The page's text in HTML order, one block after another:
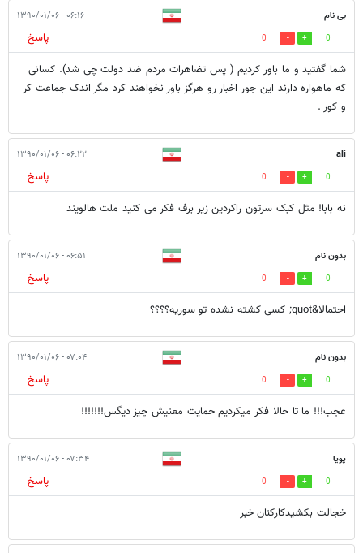
بی نام ۰۶:۱۶ - ۱۳۹۰/۰۱/۰۶
0
0
پاسخ
شما گفتید و ما باور کردیم ( پس تضاهرات مردم ضد دولت چی شد). کسانی
که ماهواره دارند این جور اخبار رو هرگز باور نخواهند کرد مگر اندک جماعت کر
و کور .
ali ۰۶:۲۲ - ۱۳۹۰/۰۱/۰۶
0
0
پاسخ
نه بابا! مثل کبک سرتون راکردین زیر برف فکر می کنید ملت هالویند
بدون نام ۰۶:۵۱ - ۱۳۹۰/۰۱/۰۶
0
0
پاسخ
احتمالا&quot; کسی کشته نشده تو سوریه؟؟؟؟
بدون نام ۰۷:۰۴ - ۱۳۹۰/۰۱/۰۶
0
0
پاسخ
عجب!!! ما تا حالا فکر میکردیم حمایت معنیش چیز دیگس!!!!!!!
پویا ۰۷:۳۴ - ۱۳۹۰/۰۱/۰۶
0
0
پاسخ
خجالت بکشیدکارکنان خبر